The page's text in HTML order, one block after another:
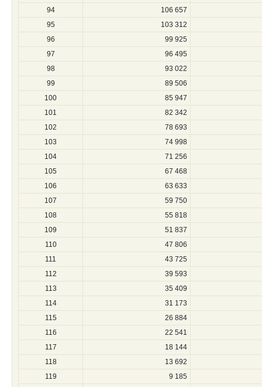
94
106 657
95
103 312
96
99 925
97
96 495
98
93 022
99
89 506
100
85 947
101
82 342
102
78 693
103
74 998
104
71 256
105
67 468
106
63 633
107
59 750
108
55 818
109
51 837
110
47 806
111
43 725
112
39 593
113
35 409
114
31 173
115
26 884
116
22 541
117
18 144
118
13 692
119
9 185